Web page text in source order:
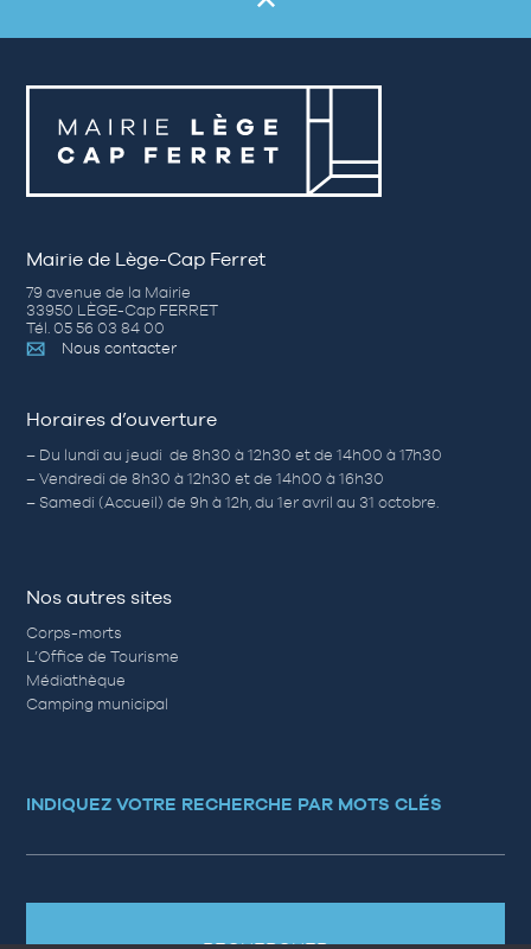
Mairie de Lège-Cap Ferret
79 avenue de la Mairie
33950 LÈGE-Cap FERRET
Tél. 05 56 03 84 00
Nous contacter
Horaires d’ouverture
– Du lundi au jeudi de 8h30 à 12h30 et de 14h00 à 17h30
– Vendredi de 8h30 à 12h30 et de 14h00 à 16h30
– Samedi (Accueil) de 9h à 12h, du 1er avril au 31 octobre.
Nos autres sites
Corps-morts
L’Office de Tourisme
Médiathèque
Camping municipal
INDIQUEZ VOTRE RECHERCHE PAR MOTS CLÉS